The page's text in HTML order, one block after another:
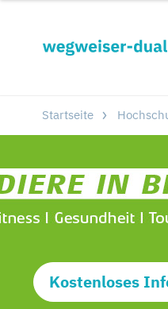
Startseite
Kostenloses